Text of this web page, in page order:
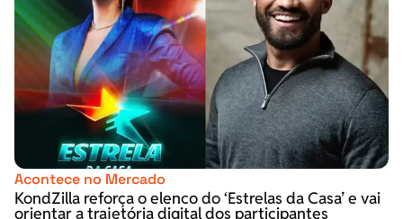
Acontece no Mercado
KondZilla reforça o elenco do ‘Estrelas da Casa’ e vai
orientar a trajetória digital dos participantes